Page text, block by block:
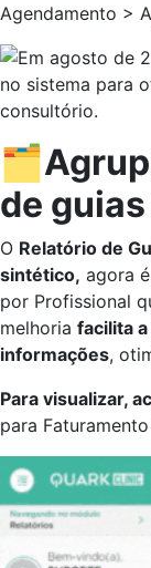
Agendamento >
de
O Relatório de
sintético, agora é
por Profissional
melhoria facilita
informações,
Para visualizar,
para